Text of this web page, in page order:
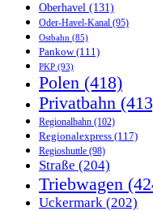
Oberhavel (131)
Oder-Havel-Kanal (95)
Ostbahn (85)
Pankow(111)
PKP (93)
Polen (418)
Privatbahn
Regionalbahn (102)
Regionalexpress (117)
Regioshuttle (98)
Straße (204)
Triebwagen
Uckermark (202)